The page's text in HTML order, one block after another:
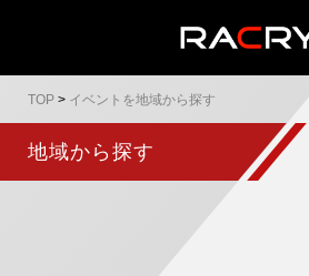
TOP > イベントを地域から探す
地域から探す